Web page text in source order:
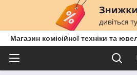
Магазин комісійної техніки та